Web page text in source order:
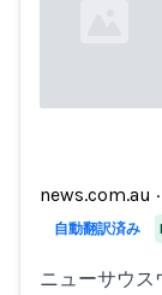
news.com.au ·
自動翻訳済み
ニューサウス